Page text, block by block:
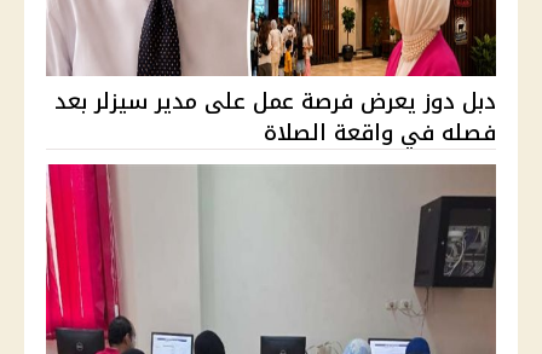
دبل دوز يعرض فرصة عمل على مدير سيزلر بعد
فصله في واقعة الصلاة